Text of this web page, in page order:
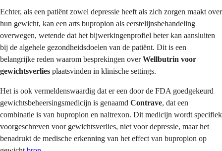
Echter, als een patiënt zowel depressie heeft als zich zorgen maakt over
hun gewicht, kan een arts bupropion als eerstelijnsbehandeling
overwegen, wetende dat het bijwerkingenprofiel beter kan aansluiten
bij de algehele gezondheidsdoelen van de patiënt. Dit is een
belangrijke reden waarom besprekingen overWellbutrin voor
gewichtsverlies plaatsvinden in klinische settings.
Het is ook vermeldenswaardig dat er een door de FDA goedgekeurd
gewichtsbeheersingsmedicijn is genaamd Contrave, dat een
combinatie is van bupropion en naltrexon. Dit medicijn wordt specifiek
voorgeschreven voor gewichtsverlies, niet voor depressie, maar het
benadrukt de medische erkenning van het effect van bupropion op